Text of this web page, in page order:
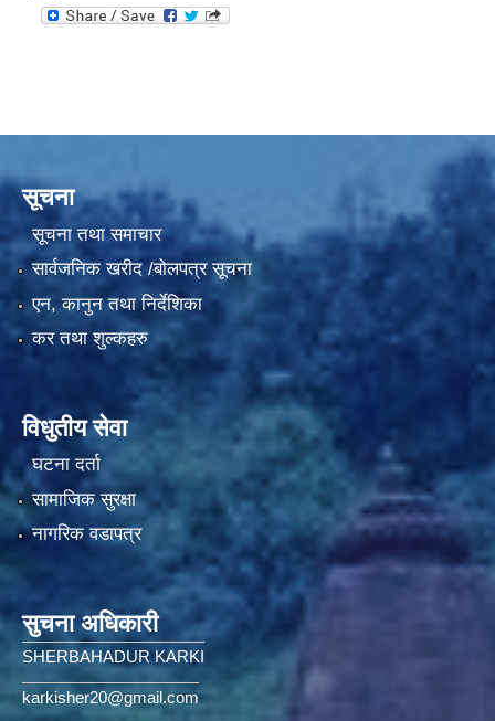
सूचना
सूचना तथा समाचार
सार्वजनिक खरीद /बोलपत्र सूचना
एन, कानुन तथा निर्देशिका
कर तथा शुल्कहरु
विधुतीय सेवा
घटना दर्ता
सामाजिक सुरक्षा
नागरिक वडापत्र
सुचना अधिकारी
SHERBAHADUR KARKI
karkisher20@gmail.com